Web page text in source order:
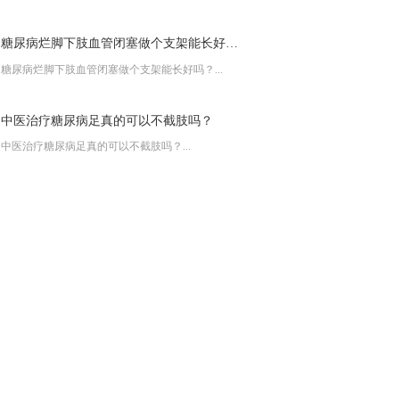
糖尿病烂脚下肢血管闭塞做个支架能长好吗？
糖尿病烂脚下肢血管闭塞做个支架能长好吗？...
中医治疗糖尿病足真的可以不截肢吗？
中医治疗糖尿病足真的可以不截肢吗？...